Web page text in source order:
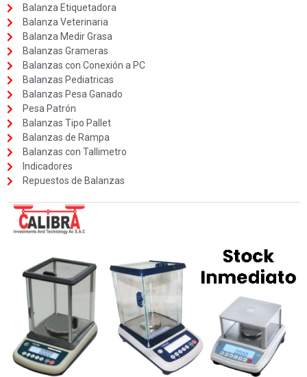
Balanza Etiquetadora
Balanza Veterinaria
Balanza Medir Grasa
Balanzas Grameras
Balanzas con Conexión a PC
Balanzas Pediatricas
Balanzas Pesa Ganado
Pesa Patrón
Balanzas Tipo Pallet
Balanzas de Rampa
Balanzas con Tallimetro
Indicadores
Repuestos de Balanzas